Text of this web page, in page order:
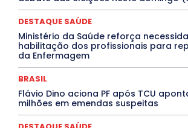
EVENTOS
EXPOSIÇÃO Featured
INTELIGÊNCIA ARTIFICIAL
Jogos Online
JUDICIÁRIO
Marburg
Mato Grosso
MEIO AMBIENTE
Minas Gerais
MÚSICA
PROCESSO SELETIVO
QUALIFICAÇÃO
DESTAQUE SAÚDE
Ministério da Saúde reforça
habilitação dos profissionais para
da Enfermagem
BRASIL
Flávio Dino aciona PF após TCU
milhões em emendas suspeitas